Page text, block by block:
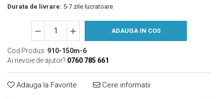
Durata de livrare: 5-7 zile lucratoare
ADAUGA IN COS
Cod Produs: 910-150m-6
Ai nevoie de ajutor? 0760 785 661
Adauga la Favorite Cere informatii